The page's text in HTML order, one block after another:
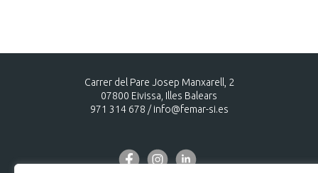
Carrer del Pare Josep Manxarell, 2
07800 Eivissa, Illes Balears
971 314 678 / info@femar-si.es